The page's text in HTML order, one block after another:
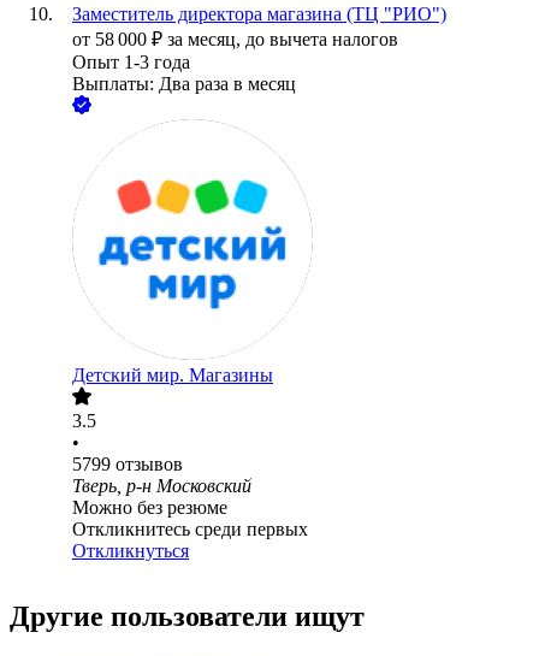
Заместитель директора магазина (ТЦ "РИО")
от 58 000 ₽ за месяц, до вычета налогов
Опыт 1-3 года
Выплаты: Два раза в месяц
Детский мир. Магазины
3.5
•
5799 отзывов
Тверь, р-н Московский
Можно без резюме
Откликнитесь среди первых
Откликнуться
Другие пользователи ищут